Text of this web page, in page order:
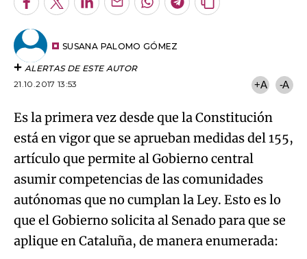
Facebook
TwitterLinkedInEnviarWhatsapp
Telegram
Copiar
SUSANA PALOMO GÓMEZ
ALERTAS DE ESTE AUTOR
21.10.2017 13:53
+A -A
Es la primera vez desde que la Constitución
está en vigor que se aprueban medidas del 155,
artículo que permite al Gobierno central
asumir competencias de las comunidades
autónomas que no cumplan la Ley. Esto es lo
que el Gobierno solicita al Senado para que se
aplique en Cataluña, de manera enumerada: